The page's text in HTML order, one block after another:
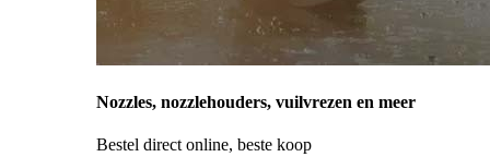
Nozzles, nozzlehouders, vuilvrezen en meer
Bestel direct online, beste koop